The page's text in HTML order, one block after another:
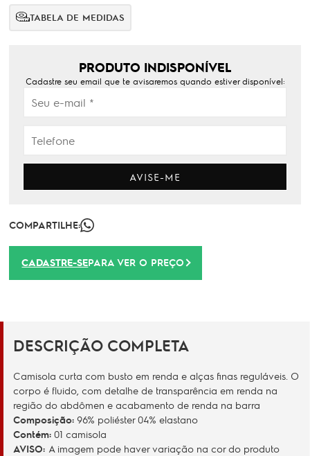
TABELA DE MEDIDAS
PRODUTO INDISPONÍVEL
Cadastre seu email que te avisaremos quando estiver disponível:
AVISE-ME
COMPARTILHE:
CADASTRE-SEPARA VER O PREÇO
DESCRIÇÃO COMPLETA
Camisola curta com busto em renda e alças finas reguláveis. O
corpo é fluido, com detalhe de transparência em renda na
região do abdômen e acabamento de renda na barra
Composição: 96% poliéster 04% elastano
Contém: 01 camisola
AVISO: A imagem pode haver variação na cor do produto